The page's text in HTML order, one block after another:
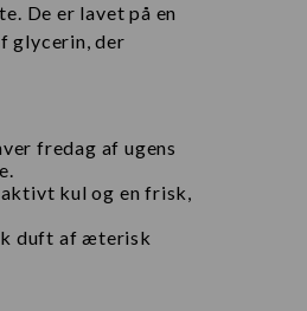
De er lavet på en
glycerin, der
fredag af ugens
kul og en frisk,
duft af æterisk